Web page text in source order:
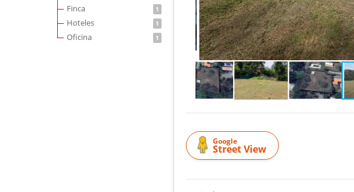
Finca 1
Hoteles 1
Oficina 1
Google
Street View